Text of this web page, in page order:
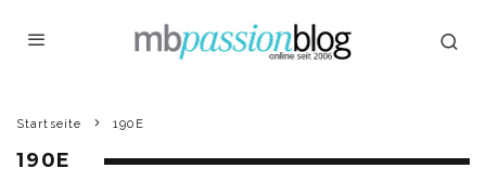
Startseite 190E
190E